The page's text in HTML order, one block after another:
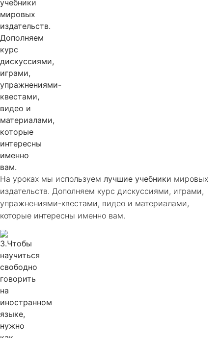
На уроках мы используем лучшие учебники мировых
издательств. Дополняем курс дискуссиями, играми,
упражнениями-квестами, видео и материалами,
которые интересны именно вам.